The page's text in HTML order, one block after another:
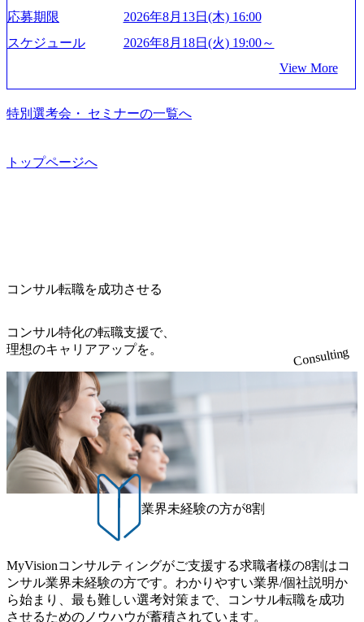
流工程、先端技術を学べる環境 【コンサルファーム経験
者】 ・専門領域に軸足を置きながら、他領域にもチャレン
ジできる環境 ・タイトルアップでのオファー ・現職ファー
ムより高いオファー年収 ・実力主義でプロモーションでき
る（ダブルスキップもあり） ・週に1度のアサインｍｔｇで
こまめに社員のキャリアについて検討してもらえる。結
果、なりたいキャリアを反映できるｐｊにアサインしても
るため、エンジニアの視点からも協業しクライアントへ価
keto_kajita/)） 多様なメンバー、多様なプロジェクトによる
も関わらず、外資系戦略コンサルティングファームや総合
系コンサルティングファームをはじめ、メーカー、ITベン
チャー、外資系金融機関など多彩な出自で構成されてお
り、常に刺激を受けながらプロジェクトワークが可能 総合
コンサルティングファームの名の通り、全方位のクライア
ントに対して様々なプロジェクトが存在しており、手を上
げれば常に新しいテーマのチャレンジ機会を提供している
（ワンプール制） そのため、全体の離職率10％以下、未経
験3年未満の離職率は0％と驚異の定着率を誇る 大手ファー
ムと同水準以上の報酬制度であり、ファーム経験者の場合
は、転職時報酬アップが基本 強く「個人」の成⾧を重視す
るカルチャーであり、昇進に枠もなく、今ならReadyになれ
ば上がれる環境となっている 安定した経営環境の下、コン
できる 豊富な経験を持つコンサル経験者の場合は、自らチ
ームを立ち上げることが可能 裁量をもった営業活動、デリ
バリー活動ができる(スタートアップとの協業、新規ソリュ
ーションの開発 など) シンプレクスの顧客基盤、エンジニ
度など】 独身寮：富山事業所の近くに、白風寮と青風寮の2
つの寮があり、以下の入居基準を満たす方が入居可能で
す。 ＜入居基準＞ ・満33歳までの独身者 ・自宅から勤務地
までの通勤総時間が2時間を超えること 住宅手当： 本社の
なるため、入居基準を満たす女性には住宅手当を支給しま
による引っ越し費用は、会社が負担します。 2026年8月18日
※顔出しは不要です。ご質問頂く際のみ、顔出ししていた
業界の情報を集めたい 働くイメージを具体的に知りたい M
&A業界にご興味がある方、転職を少しでもお考えの方はも
ちろん、情報収集をしたい方でも歓迎です。お気軽にご参
加ください。 当日は、質疑応答のお時間もご用意しており
ます。 是非、説明会にてお話できることを楽しみにしてお
ります。 説明会後にアンケート回答をお願いいたします。
オンライン(Google meets)
成⻑を遂げている。 現在コンサルティングファームでは外
資も含めて売上高TOP10にランクインしている。 主力事業
はITコンサルティング。幅広い業界の大企業を中心に、IT
支援している。 他方、インキュベーション事業を手掛けて
いるのも同社の特徴であり、 自社で新規事業開発も手掛け
つつ、複数社への出資～ハンズオン支援も行っている。 (参
ングファームや、Slerなどから優秀層が多数ジョイン。 http
ている。 <u>ワンプール制</u>を取っており、業界の枠に縛
り、<u>営業活動に工数を割かれることなくデリバリーに注
力可能</u> 従業員満足度を非常に重視しており、意にそぐ
わないプロジェクトにアサインされてしまった場合、半強
制的に別のプロジェクトに異動することが可能。その結
果、<u>退職率も10%程度</u>(他社平均は2～30%程度) 残業
時間は<u>平均30時間程度。</u>バリューが出ていないから
残業代をつけさせないといったことはしない DE&Iにおいて
は女性活用や外国人/高齢者/障碍者などさまざまなバックグ
ラウンドを持つメンバーの働く環境を整えている SDGsの推
進にも積極的で、プロボノ支援等を行っている 部活動も活
発で、多くのクラブが立ち上がっており、さまざまな役
職・所属・組織を超えて社員間のネットワーク形成・交流
の場となっている <u>教育・研修プログラムが非常に充実</
番組があり、新卒紹介、会社の七不思議紹介等、規模が大
きくなっていく中で社員同士のつながりを広げる取り組み
もしている 今後の成長戦略として海外展開を見据えてい
る。足元のグローバル案件割合は10%程度だが、英語が得
応募期限
2026年8月13日(木) 16:00
スケジュール
2026年8月18日(火) 19:00～
View More
特別選考会・ セミナーの一覧へ
トップページへ
コンサル転職を成功させる
コンサル特化の転職支援で、
理想のキャリアアップを。
Consulting
業界未経験の方が8割
MyVisionコンサルティングがご支援する求職者様の8割はコ
ンサル業界未経験の方です。わかりやすい業界/個社説明か
ら始まり、最も難しい選考対策まで、コンサル転職を成功
させるためのノウハウが蓄積されています。